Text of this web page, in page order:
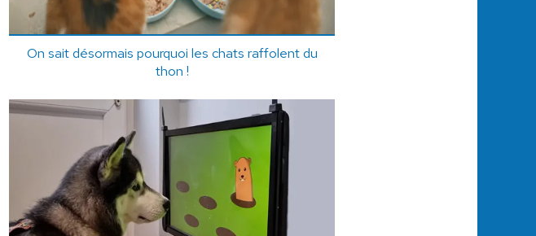
On sait désormais pourquoi les chats raffolent du
thon !